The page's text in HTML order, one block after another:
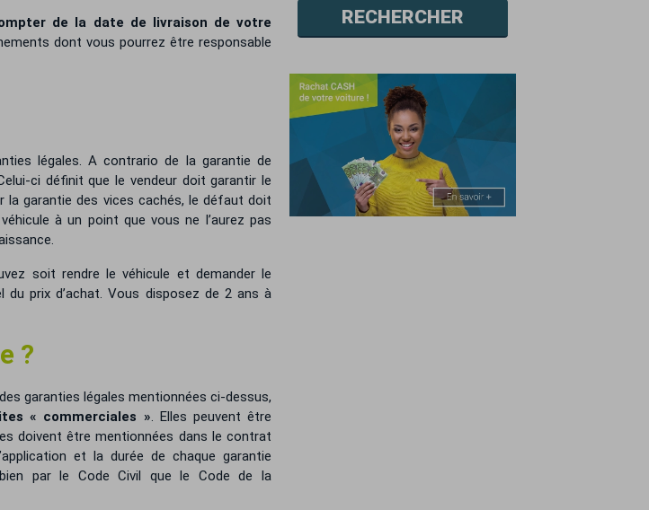
de la date de livraison de votre
dont vous pourrez être responsable
légales. A contrario de la garantie de
ci définit que le vendeur doit garantir le
la garantie des vices cachés, le défaut doit
à un point que vous ne l’aurez pas
soit rendre le véhicule et demander le
prix d’achat. Vous disposez de 2 ans à
?
garanties légales mentionnées ci-dessus,
« commerciales ». Elles peuvent être
doivent être mentionnées dans le contrat
et la durée de chaque garantie
par le Code Civil que le Code de la